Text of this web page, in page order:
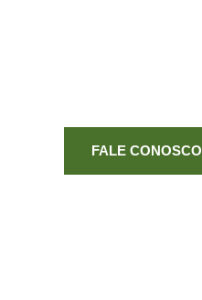
FALE CONOSCO